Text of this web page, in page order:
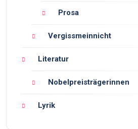
Prosa
Vergissmeinnicht
Literatur
Nobelpreisträgerinnen
Lyrik